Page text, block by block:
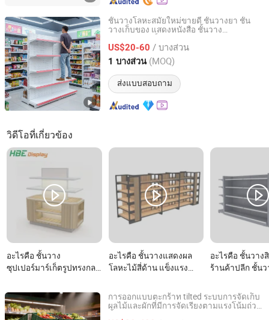
ชั้นวางโลหะสมัยใหม่ขายดี ชั้นวางยา ชั้น
วางเก็บของ แสดงหนังสือ ชั้นวาง
US$20-60 / บางส่วน
1 บางส่วน (MOQ)
ส่งแบบสอบถาม
Quzhou Gu Jiu Shelves Co., Ltd
Zhejiang, China อัตราจาก 2023
วิดีโอที่เกี่ยวข้อง
อะไรคือ ชั้นวาง
ซุปเปอร์มาร์เก็ตรูปทรงกลม
อะไรคือ ชั้นวางแสดงผล
โลหะไม้สี่ด้าน แข็งแรง
อะไรคือ ชั้นวาง
ร้านค้าปลีก ชั้นว
แสดงสินค้า
การออกแบบตะกร้าท tilted ระบบการจัดเก็บ
ผลไม้และผักที่มีการจัดเรียงตามแรงโน้มถ่วง
Changshu Fujiahe Hardware Factory